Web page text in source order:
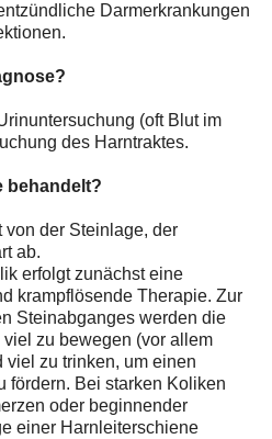
Darmerkrankungen
(oft Blut im
des Harntraktes.
behandelt?
von der Steinlage, der
ab.
erfolgt zunächst eine
krampflösende Therapie. Zur
Steinabganges werden die
zu bewegen (vor allem
viel zu trinken, um einen
fördern. Bei starken Koliken
oder beginnender
einer Harnleiterschiene